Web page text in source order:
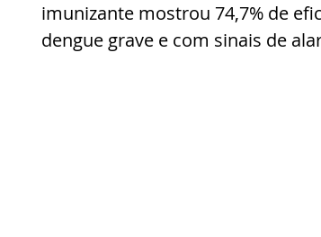
imunizante mostrou 74,7% de
dengue grave e com sinais de